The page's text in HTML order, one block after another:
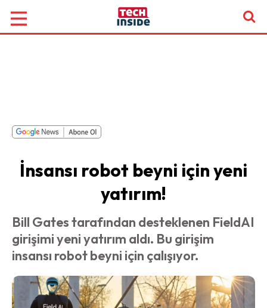
İnsansı robot beyni için yeni
yatırım!
Bill Gates tarafından desteklenen FieldAI
girişimi yeni yatırım aldı. Bu girişim
insansı robot beyni için çalışıyor.